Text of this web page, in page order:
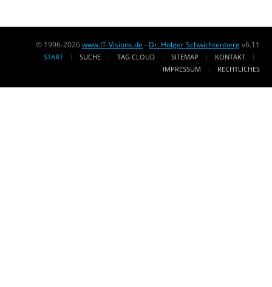
© 1996-2026www.IT-Visions.de - Dr. Holger Schwichtenbergv6.11
START SUCHE TAG CLOUD SITEMAP
KONTAKT
IMPRESSUM
RECHTLICHES